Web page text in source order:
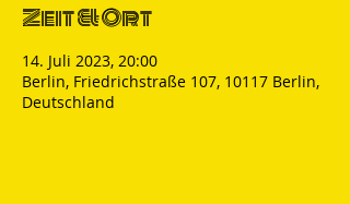
Zeit & Ort
14. Juli 2023, 20:00
Berlin, Friedrichstraße 107, 10117 Berlin,
Deutschland